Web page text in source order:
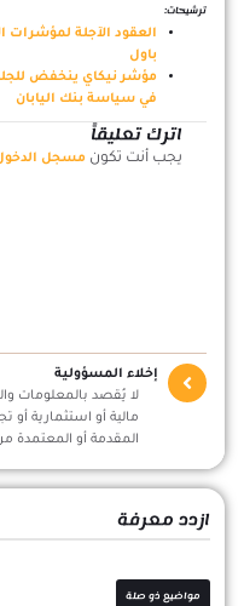
ترشيحات:
العقود الآجلة
باول
مؤشر نيكاي ينخفض
في سياسة بنك اليابان
اترك تعليقاً
يجب أنت تكون مسجل
إخلاء المسؤولية
لا يُقصد بالمعلومات
مالية أو استثمارية أو
المقدمة أو المعتمدة من
ازدد معرفة
مواضيع ذو صلة